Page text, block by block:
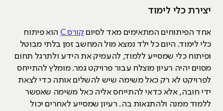
יצירת כלי לימוד
אחד הפיתוחים המתאימים מאד לסיום קורס C
הוא פיתוח
כלי לימוד. היום כל ילד נמצא מול המחשב זמן בלתי מבוטל
ופיתוח כלי שמסייע ללמוד, להעמיק את הידע ולתרגל תחום
מסוים יהיה רעיון מוצלח עבור פרויקט גמר. מומלץ להתייחס
לפרויקט לא רק כאל משימה שיש להשלים אותה כדי לצאת
ידי חובה, אלא כדאי להתייחס אליה כאל משימה שאפשר
ללמוד ממנה ולהתגאות בה. רעיון שמסייע לאחרים יכול